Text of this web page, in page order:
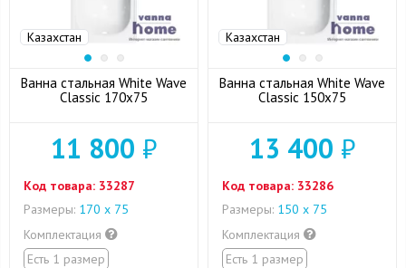
Казахстан
Ванна стальная White Wave
Classic 170x75
11 800 ₽
Код товара: 33287
Размеры: 170 х 75
Комплектация
Есть 1 размер
Казахстан
Ванна стальная White Wave
Classic 150x75
13 400 ₽
Код товара: 33286
Размеры: 150 х 75
Комплектация
Есть 1 размер